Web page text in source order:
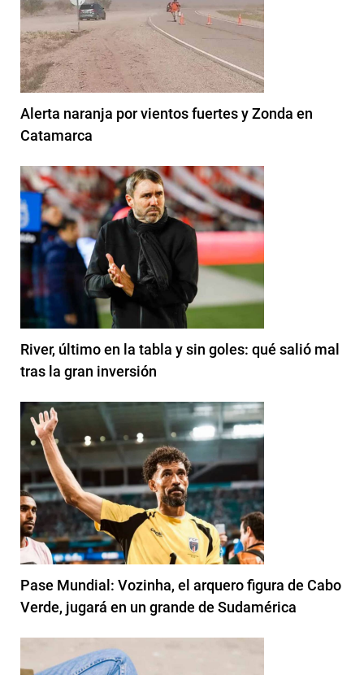
Alerta naranja por vientos fuertes y Zonda en
Catamarca
River, último en la tabla y sin goles: qué salió mal
tras la gran inversión
Pase Mundial: Vozinha, el arquero figura de Cabo
Verde, jugará en un grande de Sudamérica